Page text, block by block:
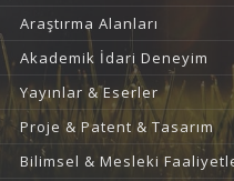
Araştırma Alanları
Akademik İdari Deneyim
Yayınlar & Eserler
Proje & Patent & Tasarım
Bilimsel & Mesleki